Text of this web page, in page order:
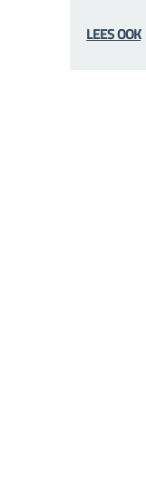
LEES OOK